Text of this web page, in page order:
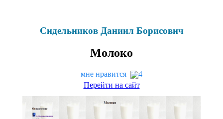
Сидельников Даниил Борисович
Молоко
мне нравится
4
Перейти на сайт